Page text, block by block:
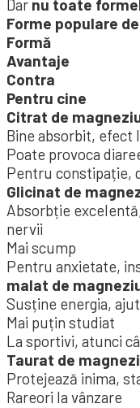
Dar nu toate
Forme populare
Formă
Avantaje
Contra
Pentru cine
Citrat de
Bine absorbit, efect
Poate provoca
Pentru constipație,
Glicinat de
Absorbție
nervii
Mai scump
Pentru anxietate,
malat de
Susține energia,
Mai puțin studiat
La sportivi, atunci
Taurat de
Protejează inima,
Rareori la vânzare